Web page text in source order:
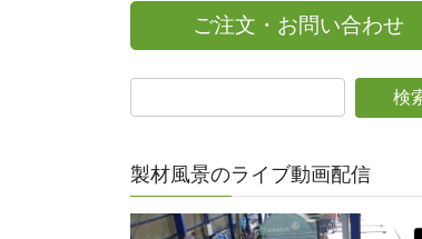
ご注文・お問い合わせ
製材風景のライブ動画配信